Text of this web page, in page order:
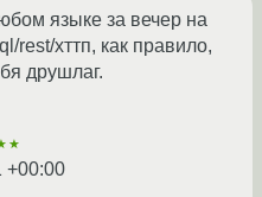
языке за вечер на
rest/хттп, как правило,
друшлаг.
+00:00